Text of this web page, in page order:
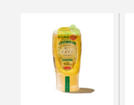
『トゥルーハニー』
そして、生産にかかる
採るのも大変なら熟成